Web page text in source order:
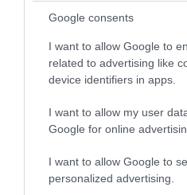
Google consents
I want to allow Google to
related to advertising like
device identifiers in apps.
I want to allow my user
Google for online
I want to allow Google to
personalized advertising.
PRONEWS.GR /ΕΣΩΤΕΡΙΚΗ ΑΣΦΑΛΕΙΑ